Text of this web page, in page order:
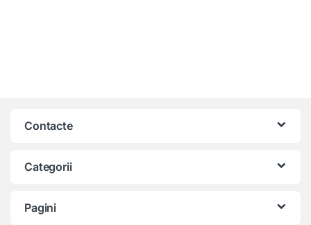
Contacte
Categorii
Pagini